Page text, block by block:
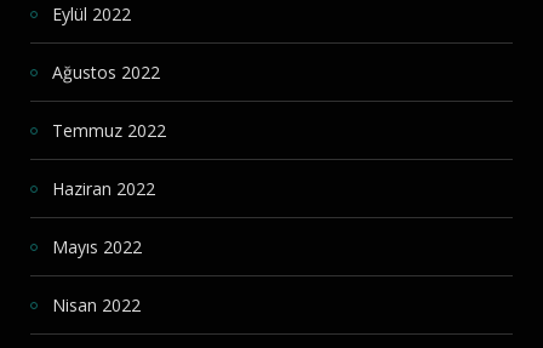
Eylül 2022
Ağustos 2022
Temmuz 2022
Haziran 2022
Mayıs 2022
Nisan 2022